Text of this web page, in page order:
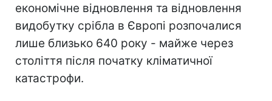
економічне відновлення та відновлення
видобутку срібла в Європі розпочалися
лише близько 640 року - майже через
століття після початку кліматичної
катастрофи.